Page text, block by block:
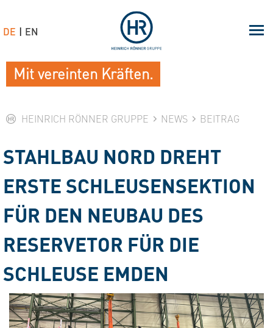
HEINRICH RÖNNER GRUPPE NEWS BEITRAG
STAHLBAU NORD DREHT
ERSTE SCHLEUSENSEKTION
FÜR DEN NEUBAU DES
RESERVETOR FÜR DIE
SCHLEUSE EMDEN
Mit vereinten Kräften.
DE EN